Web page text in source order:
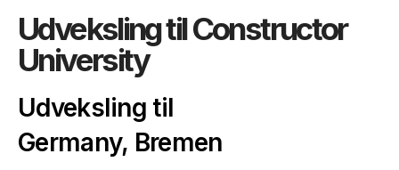
Udveksling til Constructor
University
Udveksling til
Germany, Bremen